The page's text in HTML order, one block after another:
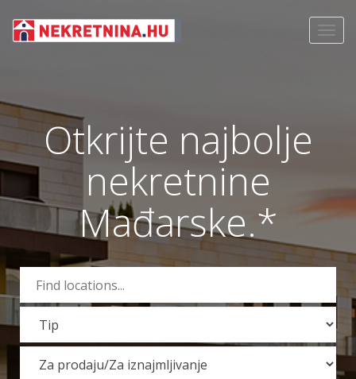
Otkrijte najbolje
nekretnine
Mađarske.*